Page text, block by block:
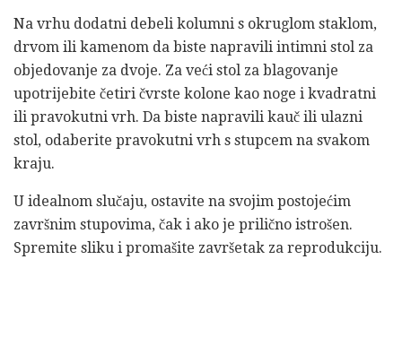
Na vrhu dodatni debeli kolumni s okruglom staklom,
drvom ili kamenom da biste napravili intimni stol za
objedovanje za dvoje. Za veći stol za blagovanje
upotrijebite četiri čvrste kolone kao noge i kvadratni
ili pravokutni vrh. Da biste napravili kauč ili ulazni
stol, odaberite pravokutni vrh s stupcem na svakom
kraju.
U idealnom slučaju, ostavite na svojim postojećim
završnim stupovima, čak i ako je prilično istrošen.
Spremite sliku i promašite završetak za reprodukciju.